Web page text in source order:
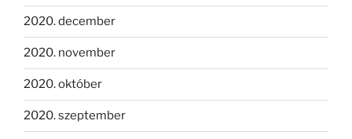
2020. december
2020. november
2020. október
2020. szeptember